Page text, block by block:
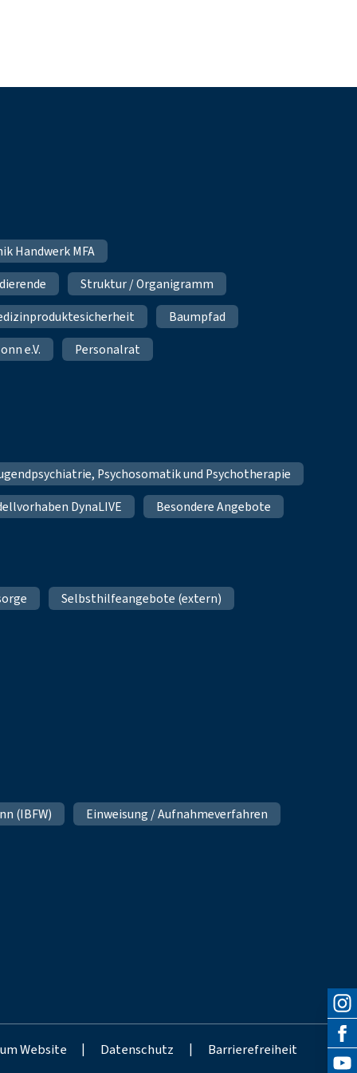
Handwerk MFA
Struktur / Organigramm
Baumpfad
e.V.
Personalrat
Psychosomatik und Psychotherapie
DynaLIVE
Besondere Angebote
Selbsthilfeangebote (extern)
(IBFW) Einweisung / Aufnahmeverfahren
Website | Datenschutz | Barrierefreiheit